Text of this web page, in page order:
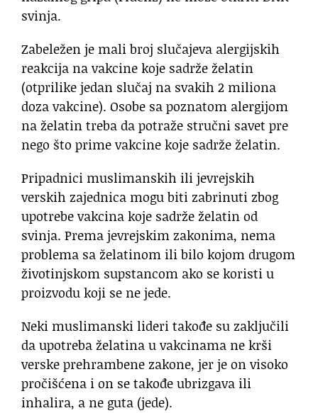
svinja.
Zabeležen je mali broj slučajeva alergijskih
reakcija na vakcine koje sadrže želatin
(otprilike jedan slučaj na svakih 2 miliona
doza vakcine). Osobe sa poznatom alergijom
na želatin treba da potraže stručni savet pre
nego što prime vakcine koje sadrže želatin.
Pripadnici muslimanskih ili jevrejskih
verskih zajednica mogu biti zabrinuti zbog
upotrebe vakcina koje sadrže želatin od
svinja. Prema jevrejskim zakonima, nema
problema sa želatinom ili bilo kojom drugom
životinjskom supstancom ako se koristi u
proizvodu koji se ne jede.
Neki muslimanski lideri takođe su zaključili
da upotreba želatina u vakcinama ne krši
verske prehrambene zakone, jer je on visoko
pročišćena i on se takođe ubrizgava ili
inhalira, a ne guta (jede).